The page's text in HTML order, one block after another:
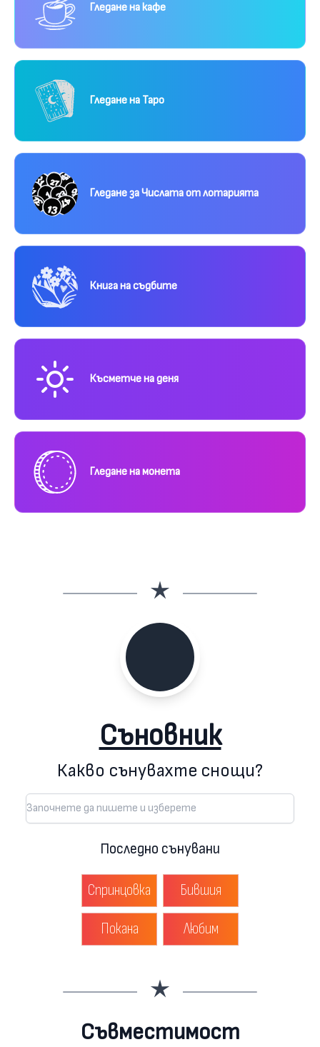
Гледане на кафе
Гледане на Таро
Гледане за Числата от лотарията
Книга на съдбите
Късметче на деня
Гледане на монета
Съновник
Какво сънувахте снощи?
Последно сънувани
Спринцовка
Бившия
Покана
Любим
Съвместимост